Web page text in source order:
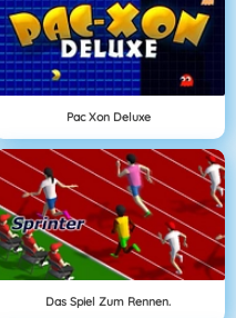
Pac Xon Deluxe
Das Spiel Zum Rennen.